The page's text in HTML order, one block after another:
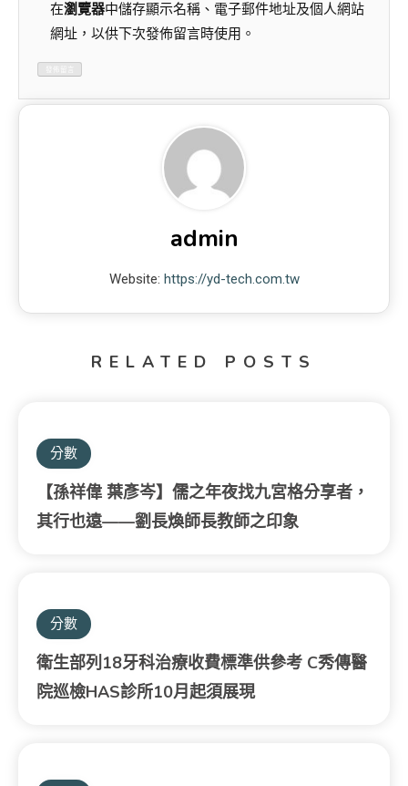
在瀏覽器中儲存顯示名稱、電子郵件地址及個人網站
網址，以供下次發佈留言時使用。
admin
Website: https://yd-tech.com.tw
RELATED POSTS
分數
【孫祥偉 葉彥岑】儒之年夜找九宮格分享者，
其行也遠——劉長煥師長教師之印象
分數
衛生部列18牙科治療收費標準供參考 C秀傳醫
院巡檢HAS診所10月起須展現